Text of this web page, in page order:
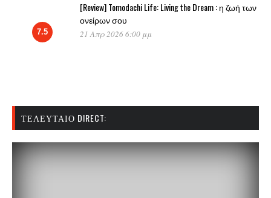
7.5
[Review] Tomodachi Life: Living the Dream : η ζωή των
ονείρων σου
21 Απρ 2026 6:00 μμ
ΤΕΛΕΥΤΑΊΟ DIRECT: